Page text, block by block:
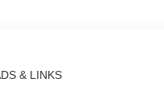
& LINKS